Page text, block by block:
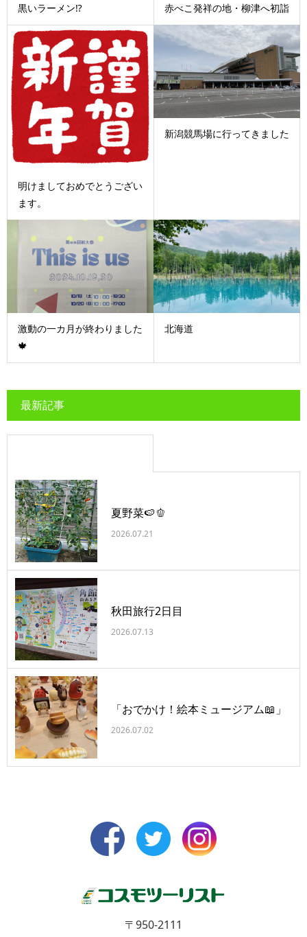
黒いラーメン⁉ 赤べこ発祥の地・柳津へ初詣
明けましておめでとうござい
ます。
新潟競馬場に行ってきました
激動の一カ月が終わりました
🍁
北海道
最新記事
夏野菜🍉🫑
2026.07.21
秋田旅行2日目
2026.07.13
「おでかけ！絵本ミュージアム📖」
2026.07.02
〒950-2111